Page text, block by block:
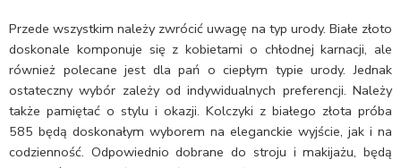
Przede wszystkim należy zwrócić uwagę na typ urody. Białe złoto
doskonale komponuje się z kobietami o chłodnej karnacji, ale
również polecane jest dla pań o ciepłym typie urody. Jednak
ostateczny wybór zależy od indywidualnych preferencji. Należy
także pamiętać o stylu i okazji. Kolczyki z białego złota próba
585 będą doskonałym wyborem na eleganckie wyjście, jak i na
codzienność. Odpowiednio dobrane do stroju i makijażu, będą